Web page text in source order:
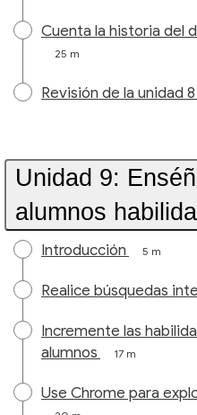
Cuenta la historia del
25 m
Revisión de la unidad 8
Unidad 9:
alumnos
Introducción 5 m
Realice búsquedas
Incremente las
alumnos
17 m
Use Chrome para